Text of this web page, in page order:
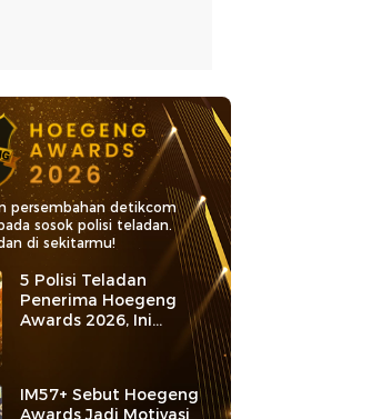
persembahan detikcom
sosok polisi teladan.
di sekitarmu!
5 Polisi Teladan
Penerima Hoegeng
Awards 2026, Ini
Kategori dan Kiprahnya
IM57+ Sebut Hoegeng
Awards Jadi Motivasi